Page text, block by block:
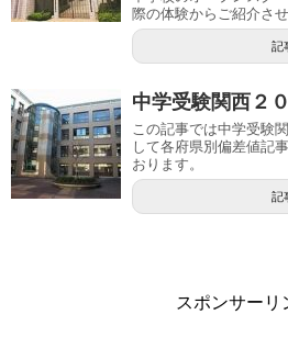
際の体験からご紹介さ
記
中学受験関西２
この記事では中学受験
して各府県別偏差値記
おります。
記
スポンサーリ